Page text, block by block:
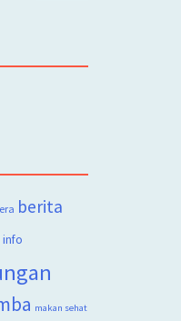
berita
info
makan sehat